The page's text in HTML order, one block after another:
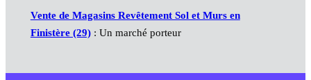
Vente de Magasins Revêtement Sol et Murs en
Finistère (29): Un marché porteur